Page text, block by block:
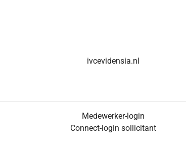
ivcevidensia.nl
Medewerker-login
Connect-login sollicitant